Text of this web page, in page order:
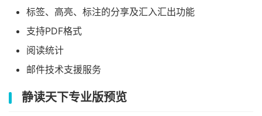
标签、高亮、标注的分享及汇入汇出功能
支持PDF格式
阅读统计
邮件技术支援服务
静读天下专业版预览